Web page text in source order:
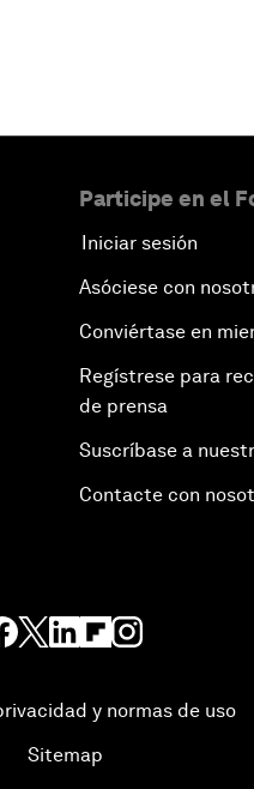
Participe en el
Iniciar sesión
Asóciese con
Conviértase en
Regístrese para
de prensa
Suscríbase a
Contacte con
y normas de uso
Sitemap